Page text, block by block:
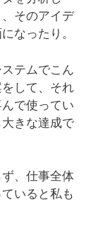
そのアイデ
なったり。
テムでこん
して、それ
で使ってい
きな達成で
、仕事全体
いると私も